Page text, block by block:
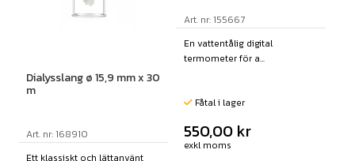
Dialysslang ø 15,9 mm x 30
m
Art. nr: 168910
Ett klassiskt och lättanvänt
Art. nr: 155667
En vattentålig digital
termometer för a...
Fåtal i lager
550,00 kr
exkl moms